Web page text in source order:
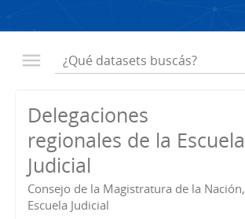
Delegaciones
regionales de la Escuela
Judicial
Consejo de la Magistratura de la Nación,
Escuela Judicial